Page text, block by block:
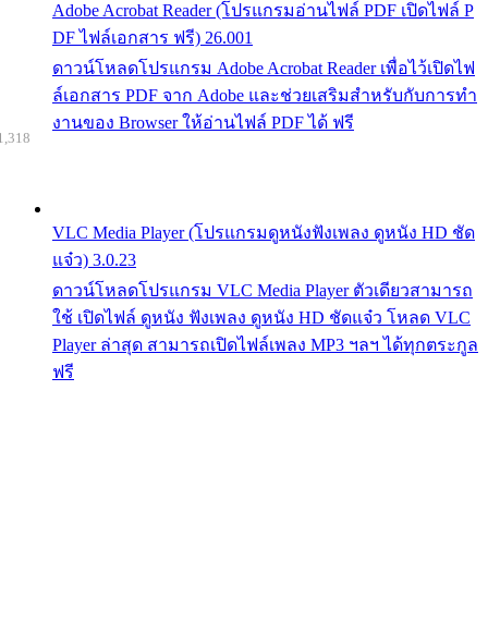
Adobe Acrobat Reader (โปรแกรมอ่านไฟล์ PDF เปิดไฟล์ P
DF ไฟล์เอกสาร ฟรี) 26.001
ดาวน์โหลดโปรแกรม Adobe Acrobat Reader เพื่อไว้เปิดไฟ
ล์เอกสาร PDF จาก Adobe และช่วยเสริมสำหรับกับการทำ
งานของ Browser ให้อ่านไฟล์ PDF ได้ ฟรี
VLC Media Player (โปรแกรมดูหนังฟังเพลง ดูหนัง HD ชัด
แจ๋ว) 3.0.23
ดาวน์โหลดโปรแกรม VLC Media Player ตัวเดียวสามารถ
ใช้ เปิดไฟล์ ดูหนัง ฟังเพลง ดูหนัง HD ชัดแจ๋ว โหลด VLC
Player ล่าสุด สามารถเปิดไฟล์เพลง MP3 ฯลฯ ได้ทุกตระกูล
ฟรี